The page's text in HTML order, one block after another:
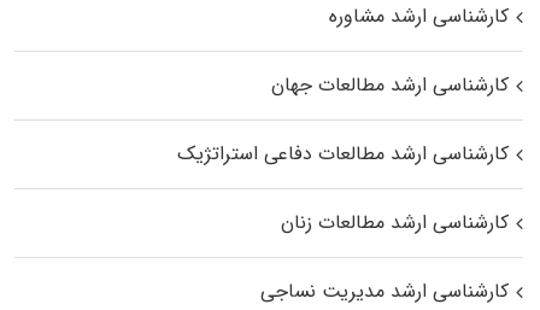
کارشناسی ارشد مشاوره
کارشناسی ارشد مطالعات جهان
کارشناسی ارشد مطالعات دفاعی استراتژیک
کارشناسی ارشد مطالعات زنان
کارشناسی ارشد مدیریت نساجی